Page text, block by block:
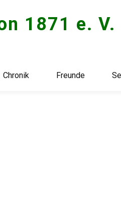
1871 e. V.
Chronik Freunde